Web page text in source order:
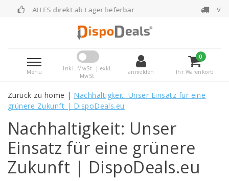
ab Lager lieferbar Vor 16:00 Uhr
Menu
Inkl. MwSt. | exkl.
MwSt.
anmelden
0
Ihr Warenkorb
Zurück zu home | Nachhaltigkeit: Unser Einsatz für eine
grünere Zukunft | DispoDeals.eu
Nachhaltigkeit: Unser
Einsatz für eine grünere
Zukunft | DispoDeals.eu